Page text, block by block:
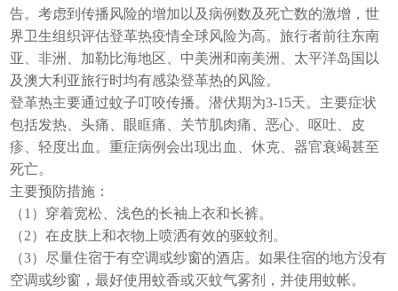
告。考虑到传播风险的增加以及病例数及死亡数的激增，世
界卫生组织评估登革热疫情全球风险为高。旅行者前往东南
亚、非洲、加勒比海地区、中美洲和南美洲、太平洋岛国以
及澳大利亚旅行时均有感染登革热的风险。
登革热主要通过蚊子叮咬传播。潜伏期为3-15天。主要症状
包括发热、头痛、眼眶痛、关节肌肉痛、恶心、呕吐、皮
疹、轻度出血。重症病例会出现出血、休克、器官衰竭甚至
死亡。
主要预防措施：
（1）穿着宽松、浅色的长袖上衣和长裤。
（2）在皮肤上和衣物上喷洒有效的驱蚊剂。
（3）尽量住宿于有空调或纱窗的酒店。如果住宿的地方没有
空调或纱窗，最好使用蚊香或灭蚊气雾剂，并使用蚊帐。